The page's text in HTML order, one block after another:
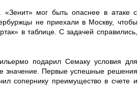
мог быть опаснее в атаке с
не приехали в Москву, чтобы
в таблице. С задачей справились,
подарил Семаку условия для
значение. Первые успешные решения
сопернику преимущество в счете и